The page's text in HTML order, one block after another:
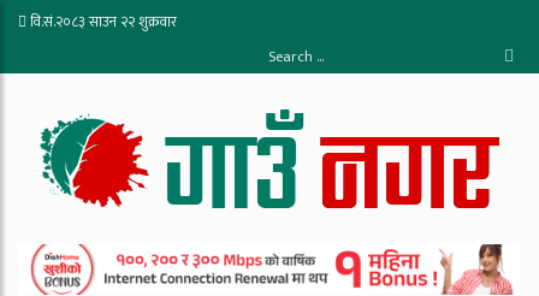
वि.सं.२०८३ साउन २२ शुक्रवार